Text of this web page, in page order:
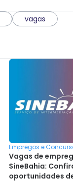
vagas
Empregos e
Vagas de
SineBahia:
oportunidades